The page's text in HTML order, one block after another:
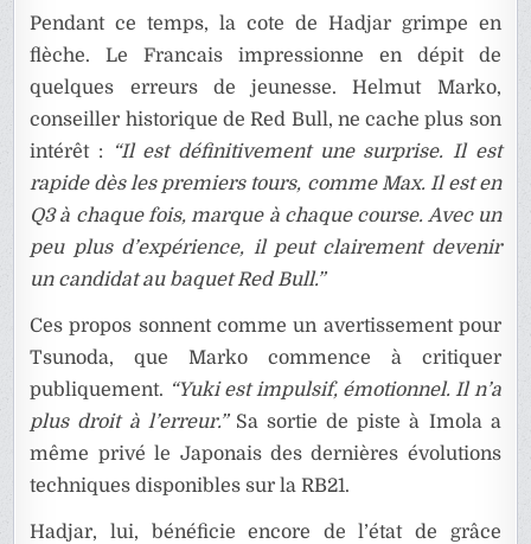
Pendant ce temps, la cote de Hadjar grimpe en
flèche. Le Francais impressionne en dépit de
quelques erreurs de jeunesse. Helmut Marko,
conseiller historique de Red Bull, ne cache plus son
intérêt :
“Il est définitivement une surprise. Il est
rapide dès les premiers tours, comme Max. Il est en
Q3 à chaque fois, marque à chaque course. Avec un
peu plus d’expérience, il peut clairement devenir
un candidat au baquet Red Bull.”
Ces propos sonnent comme un avertissement pour
Tsunoda, que Marko commence à critiquer
publiquement. “Yuki est impulsif, émotionnel. Il n’a
plus droit à l’erreur.”Sa sortie de piste à Imola a
même privé le Japonais des dernières évolutions
techniques disponibles sur la RB21.
Hadjar, lui, bénéficie encore de l’état de grâce